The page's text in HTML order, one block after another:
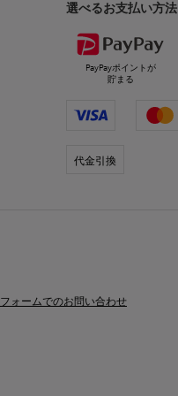
選べるお支払い方法
PayPayポイントが
貯まる
代金引換
フォームでのお問い合わせ